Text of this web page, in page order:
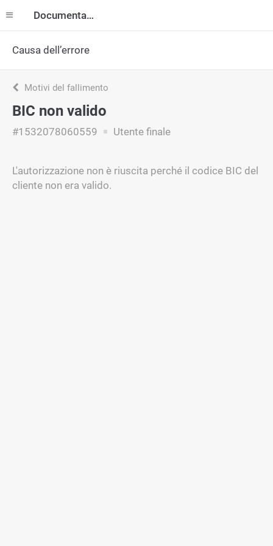
Documentazione
Causa dell’errore
Motivi del fallimento
BIC non valido
#1532078060559 Utente finale
L'autorizzazione non è riuscita perché il codice BIC del
cliente non era valido.